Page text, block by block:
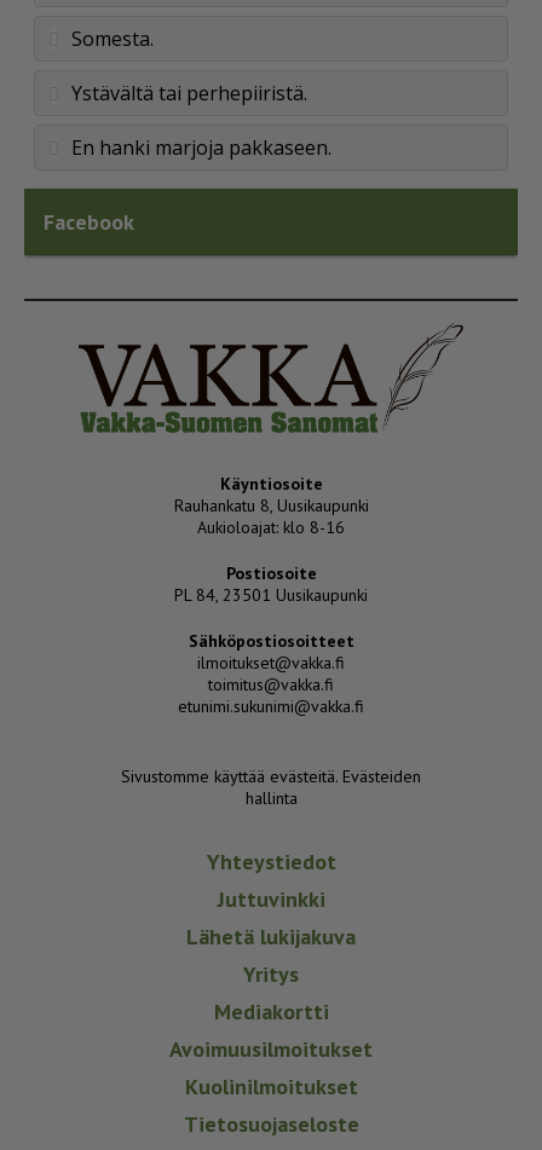
Somesta.
Ystävältä tai perhepiiristä.
En hanki marjoja pakkaseen.
Facebook
Käyntiosoite
Rauhankatu 8, Uusikaupunki
Aukioloajat: klo 8-16
Postiosoite
PL 84, 23501 Uusikaupunki
Sähköpostiosoitteet
ilmoitukset@vakka.fi
toimitus@vakka.fi
etunimi.sukunimi@vakka.fi
Sivustomme käyttää evästeitä. Evästeiden
hallinta
Yhteystiedot
Juttuvinkki
Lähetä lukijakuva
Yritys
Mediakortti
Avoimuusilmoitukset
Kuolinilmoitukset
Tietosuojaseloste